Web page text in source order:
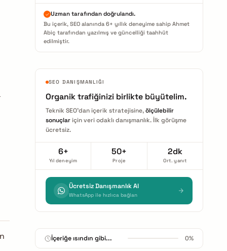
Uzman tarafından doğrulandı.
Bu içerik, SEO alanında 6+ yıllık deneyime sahip Ahmet
Abiç tarafından yazılmış ve güncelliği taahhüt
edilmiştir.
SEO DANIŞMANLIĞI
Organik trafiğinizi birlikte büyütelim.
Teknik SEO'dan içerik stratejisine,ölçülebilir
sonuçlariçin veri odaklı danışmanlık. İlk görüşme
ücretsiz.
6+
Yıl deneyim
50+
Proje
2dk
Ort. yanıt
Ücretsiz Danışmanlık Al
WhatsApp ile hızlıca bağlan
15 dk okuma 0%